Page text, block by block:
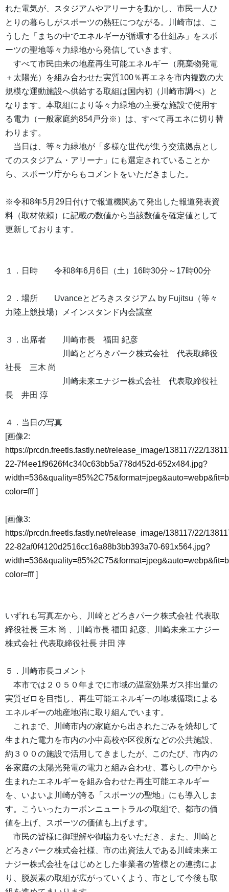
れた電気が、スタジアムやアリーナを動かし、市民一人ひ
とりの暮らしがスポーツの熱狂につながる。川崎市は、こ
うした「まちの中でエネルギーが循環する仕組み」をスポ
ーツの聖地等々力緑地から発信していきます。
すべて市民由来の地産再生可能エネルギー（廃棄物発電
＋太陽光）を組み合わせた実質100％再エネを市内複数の大
規模な運動施設へ供給する取組は国内初（川崎市調べ）と
なります。本取組により等々力緑地の主要な施設で使用す
る電力（一般家庭約854戸分※）は、すべて再エネに切り替
わります。
当日は、等々力緑地が「多様な世代が集う交流拠点とし
てのスタジアム・アリーナ」にも選定されていることか
ら、スポーツ庁からもコメントをいただきました。
※令和8年5月29日付けで報道機関あて発出した報道発表資
料（取材依頼）に記載の数値から当該数値を確定値として
更新しております。
１．日時 令和8年6月6日（土）16時30分～17時00分
２．場所 Uvanceとどろきスタジアム by Fujitsu（等々
力陸上競技場）メインスタンド内会議室
３．出席者 川崎市長 福田 紀彦
川崎とどろきパーク株式会社 代表取締役
社長 三木 尚
川崎未来エナジー株式会社 代表取締役社
長 井田 淳
４．当日の写真
[画像2:
https://prcdn.freetls.fastly.net/release_image/138117/22/
22-7f4ee1f9626f4c340c63bb5a778d452d-652x484.jpg?
color=fff]
[画像3:
https://prcdn.freetls.fastly.net/release_image/138117/22/
22-82af0f4120d2516cc16a88b3bb393a70-691x564.jpg?
color=fff]
いずれも写真左から、川崎とどろきパーク株式会社 代表取
締役社長 三木 尚 、川崎市長 福田 紀彦、川崎未来エナジー
株式会社 代表取締役社長 井田 淳
５．川崎市長コメント
本市では２０５０年までに市域の温室効果ガス排出量の
実質ゼロを目指し、再生可能エネルギーの地域循環による
エネルギーの地産地消に取り組んでいます。
これまで、川崎市内の家庭から出されたごみを焼却して
生まれた電力を市内の小中高校や区役所などの公共施設、
約３００の施設で活用してきましたが、このたび、市内の
各家庭の太陽光発電の電力と組み合わせ、暮らしの中から
生まれたエネルギーを組み合わせた再生可能エネルギー
を、いよいよ川崎が誇る「スポーツの聖地」にも導入しま
す。こういったカーボンニュートラルの取組で、都市の価
値を上げ、スポーツの価値も上げます。
市民の皆様に御理解や御協力をいただき、また、川崎と
どろきパーク株式会社様、市の出資法人である川崎未来エ
ナジー株式会社をはじめとした事業者の皆様との連携によ
り、脱炭素の取組が広がっていくよう、市として今後も取